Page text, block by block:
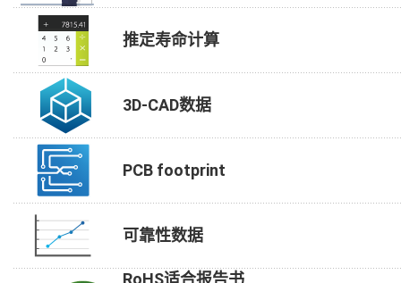
推定寿命计算
3D-CAD数据
PCB footprint
可靠性数据
RoHS适合报告书